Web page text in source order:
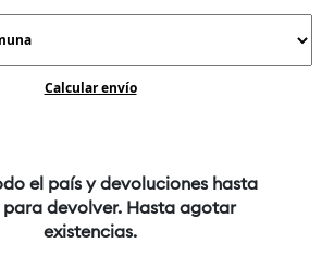
Calcular envío
el país y devoluciones hasta
para devolver. Hasta agotar
existencias.